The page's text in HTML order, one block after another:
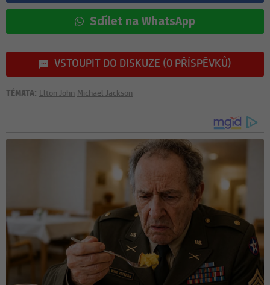
Sdílet na WhatsApp
VSTOUPIT DO DISKUZE (0 PŘÍSPĚVKŮ)
TÉMATA: Elton John Michael Jackson